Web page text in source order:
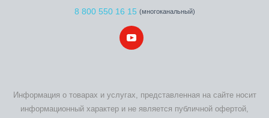
8 800 550 16 15 (многоканальный)
Информация о товарах и услугах, представленная на сайте носит
информационный характер и не является публичной офертой,